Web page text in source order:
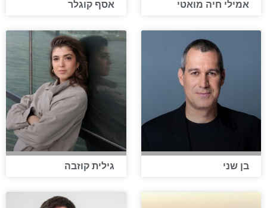
אמילי חיה מואטי אסף קוגלר
בן שני גילית קוזבה